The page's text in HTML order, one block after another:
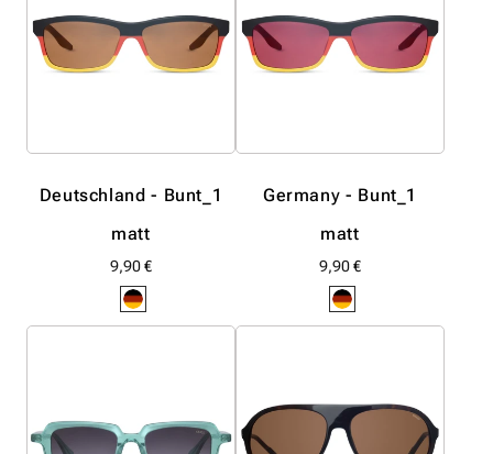
I
Deutschland - Bunt_1
matt
Normaler
Preis
9,90 €
Germany - Bunt_1
matt
Normaler
Preis
9,90 €